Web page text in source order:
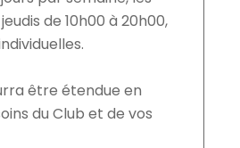
de 10h00 à 20h00,
être étendue en
du Club et de vos